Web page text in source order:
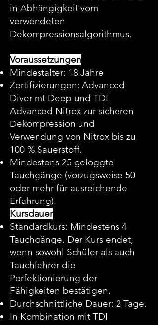
in Abhängigkeit vom
verwendeten
Dekompressionsalgorithmus.
Voraussetzungen
Mindestalter: 18 Jahre
Zertifizierungen: Advanced
Diver mt Deep und TDI
Advanced Nitrox zur sicheren
Dekompression und
Verwendung von Nitrox bis zu
100 % Sauerstoff.
Mindestens 25 geloggte
Tauchgänge (vorzugsweise 50
oder mehr für ausreichende
Erfahrung).
Kursdauer
Standardkurs: Mindestens 4
Tauchgänge. Der Kurs endet,
wenn sowohl Schüler als auch
Tauchlehrer die
Perfektionierung der
Fähigkeiten bestätigen.
Durchschnittliche Dauer: 2 Tage.
In Kombination mit TDI